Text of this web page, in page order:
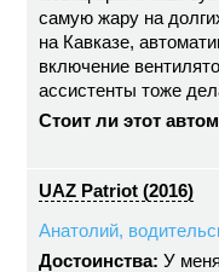
самую жару на
на Кавказе,
включение
ассистенты тоже
Стоит ли этот
UAZ Patriot (2016)
Анатолий,
Достоинства: У